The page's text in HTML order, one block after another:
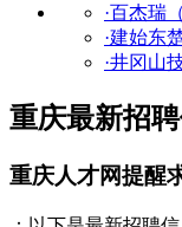
·百杰瑞
·建始东
·井冈山
重庆最新招
重庆人才网提醒